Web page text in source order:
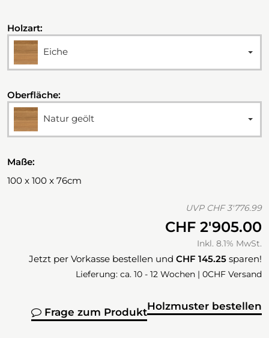
Holzart:
Eiche
Oberfläche:
Natur geölt
Maße:
100 x 100 x 76cm
UVP CHF 3'776.99
CHF 2'905.00
Inkl. 8.1% MwSt.
Jetzt per Vorkasse bestellen und CHF 145.25 sparen!
Lieferung: ca. 10 - 12 Wochen | 0CHF Versand
Holzmuster bestellen
Frage zum Produkt